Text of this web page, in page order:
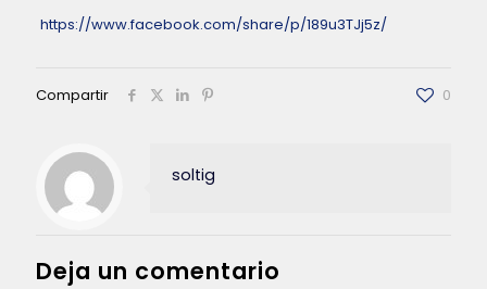
https://www.facebook.com/share/p/189u3TJj5z/
Compartir 0
soltig
Deja un comentario